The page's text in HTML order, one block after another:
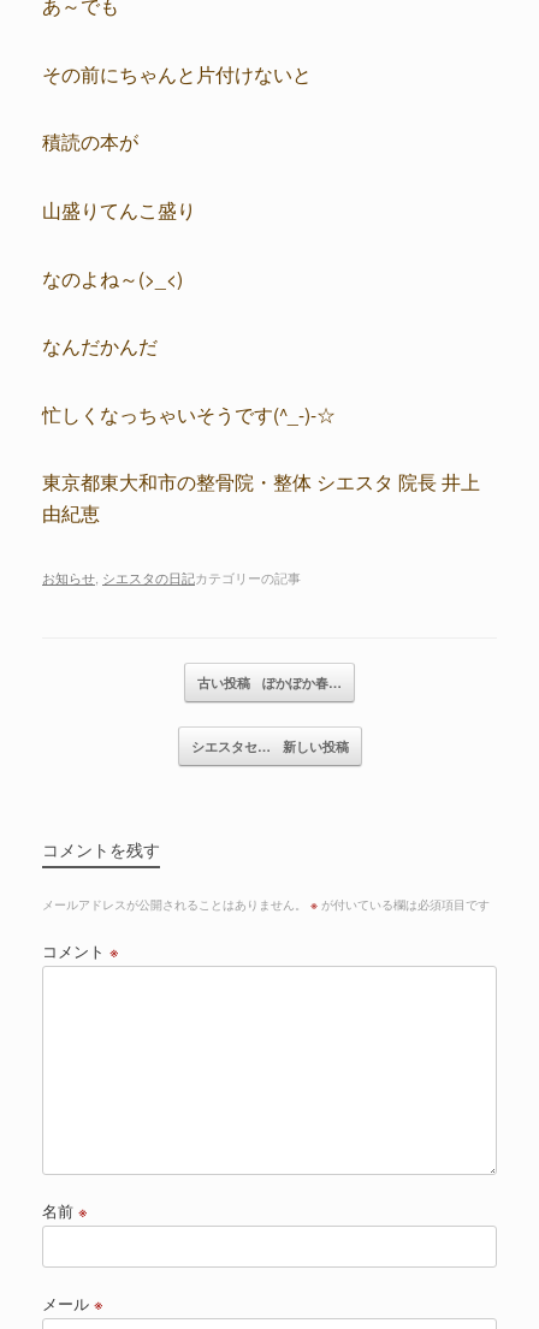
その前にちゃんと片付けないと
積読の本が
山盛りてんこ盛り
なのよね～(>_<)
なんだかんだ
忙しくなっちゃいそうです(^_-)-☆
東京都東大和市の整骨院・整体 シエスタ 院長 井上
由紀恵
お知らせ シエスタの日記カテゴリーの記事
記事のナビゲーション古い投稿 ぽかぽか春…
シエスタセ… 新しい投稿
コメントを残す
メールアドレスが公開されることはありません。 ※ が付いている欄は必須項目です
コメント ※
名前 ※
メール ※